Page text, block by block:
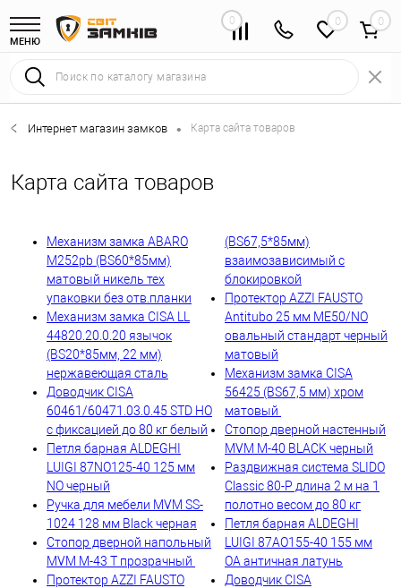
МЕНЮ
0 0
Интернет магазин замков • Карта сайта товаров
Карта сайта товаров
Механизм замка ABARO
M252pb (BS60*85мм)
матовый никель тех
упаковки без отв.планки
Механизм замка CISA LL
44820.20.0.20 язычок
(BS20*85мм, 22 мм)
нержавеющая сталь
Доводчик CISA
60461/60471.03.0.45 STD HO
с фиксацией до 80 кг белый
Петля барная ALDEGHI
LUIGI 87NO125-40 125 мм
NO черный
Ручка для мебели MVM SS-
1024 128 мм Black черная
Стопор дверной напольный
MVM M-43 T прозрачный
Протектор AZZI FAUSTO
(BS67,5*85мм)
взаимозависимый с
блокировкой
Протектор AZZI FAUSTO
Antitubo 25 мм ME50/NO
овальный стандарт черный
матовый
Механизм замка CISA
56425 (BS67,5 мм) хром
матовый
Стопор дверной настенный
MVM M-40 BLACK черный
Раздвижная система SLIDO
Classic 80-P длина 2 м на 1
полотно весом до 80 кг
Петля барная ALDEGHI
LUIGI 87AO155-40 155 мм
OА античная латунь
Доводчик CISA